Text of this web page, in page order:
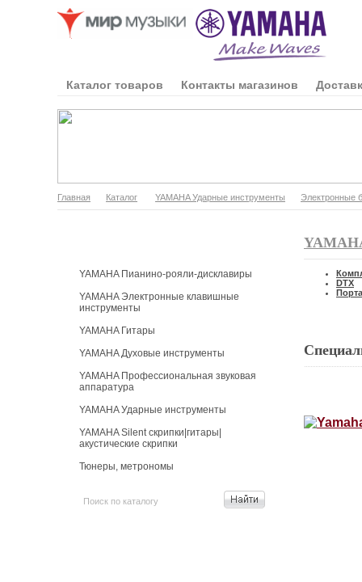
Каталог товаров Контакты магазинов
Главная Каталог YAMAHA Ударные инструменты Электронные
YAMAHA Пианино-рояли-дисклавиры
YAMAHA Электронные клавишные
инструменты
YAMAHA Гитары
YAMAHA Духовые инструменты
YAMAHA Профессиональная звуковая
аппаратура
YAMAHA Ударные инструменты
YAMAHA Silent скрипки|гитары|
акустические скрипки
Тюнеры, метрономы
DTX